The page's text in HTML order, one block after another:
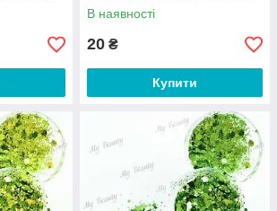
В наявності
20 ₴
Купити